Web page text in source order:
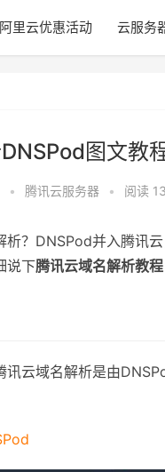
阿里云优惠活动 云服务
图文教
• 腾讯云服务器 • 阅读
析？DNSPod并入腾讯
说下腾讯云域名解析教程
讯云域名解析是由